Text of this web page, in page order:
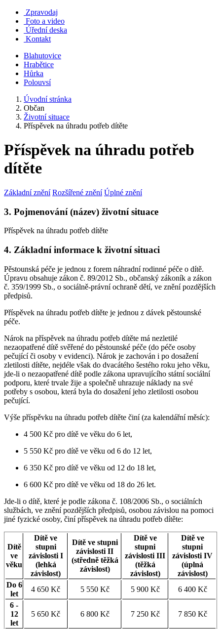
Zpravodaj
Foto a video
Úřední deska
Kontakt
Blahutovice
Hrabětice
Hůrka
Polouvsí
Úvodní stránka
Občan
Životní situace
Příspěvek na úhradu potřeb dítěte
Příspěvek na úhradu potřeb
dítěte
Základní znění Rozšířené znění Úplné znění
3. Pojmenování (název) životní situace
Příspěvek na úhradu potřeb dítěte
4. Základní informace k životní situaci
Pěstounská péče je jednou z forem náhradní rodinné péče o dítě.
Úpravu obsahuje zákon č. 89/2012 Sb., občanský zákoník a zákon
č. 359/1999 Sb., o sociálně-právní ochraně dětí, ve znění pozdějších
předpisů.
Příspěvek na úhradu potřeb dítěte je jednou z dávek pěstounské
péče.
Nárok na příspěvek na úhradu potřeb dítěte má nezletilé
nezaopatřené dítě svěřené do pěstounské péče (do péče osoby
pečující či osoby v evidenci). Nárok je zachován i po dosažení
zletilosti dítěte, nejdéle však do dvacátého šestého roku jeho věku,
jde-li o nezaopatřené dítě podle zákona upravujícího státní sociální
podporu, které trvale žije a společně uhrazuje náklady na své
potřeby s osobou, která byla do dosažení jeho zletilosti osobou
pečující.
Výše příspěvku na úhradu potřeb dítěte činí (za kalendářní měsíc):
4 500 Kč pro dítě ve věku do 6 let,
5 550 Kč pro dítě ve věku od 6 do 12 let,
6 350 Kč pro dítě ve věku od 12 do 18 let,
6 600 Kč pro dítě ve věku od 18 do 26 let.
Jde-li o dítě, které je podle zákona č. 108/2006 Sb., o sociálních
službách, ve znění pozdějších předpisů, osobou závislou na pomoci
jiné fyzické osoby, činí příspěvek na úhradu potřeb dítěte:
Dítě
ve
věku
Dítě ve
stupni
závislosti I
(lehká
závislost)
Dítě ve stupni
závislosti II
(středně těžká
závislost)
Dítě ve
stupni
závislosti III
(těžká
závislost)
Dítě ve
stupni
závislosti IV
(úplná
závislost)
Do 6
let
4 650 Kč 5 550 Kč 5 900 Kč
6 400 Kč
6 -
12
let
5 650 Kč 6 800 Kč 7 250 Kč 7 850 Kč